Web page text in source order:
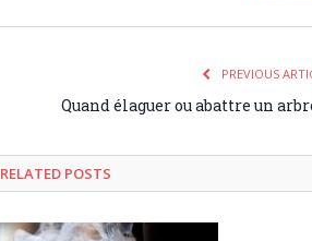
PREVIOUS
Quand élaguer ou abattre un
RELATED POSTS